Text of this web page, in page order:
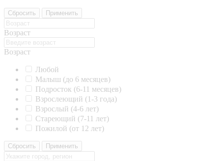
Сбросить Применить
Возраст
Возраст
Любой
Малыш (до 6 месяцев)
Подросток (6-11 месяцев)
Взрослеющий (1-3 года)
Взрослый (4-6 лет)
Стареющий (7-11 лет)
Пожилой (от 12 лет)
Сбросить Применить